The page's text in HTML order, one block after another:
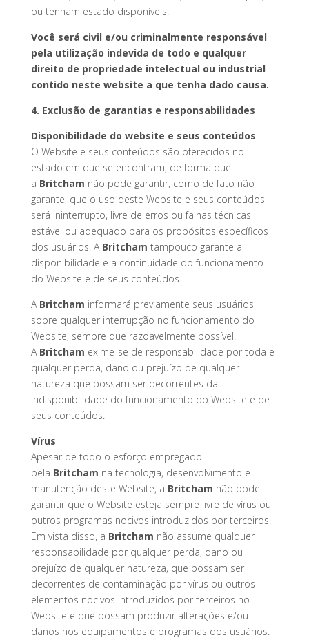
ou tenham estado disponíveis.
Você será civil e/ou criminalmente responsável
pela utilização indevida de todo e qualquer
direito de propriedade intelectual ou industrial
contido neste website a que tenha dado causa.
4. Exclusão de garantias e responsabilidades
Disponibilidade do website e seus conteúdos
O Website e seus conteúdos são oferecidos no
estado em que se encontram, de forma que
a Britcham não pode garantir, como de fato não
garante, que o uso deste Website e seus conteúdos
será ininterrupto, livre de erros ou falhas técnicas,
estável ou adequado para os propósitos específicos
dos usuários. A Britcham tampouco garante a
disponibilidade e a continuidade do funcionamento
do Website e de seus conteúdos.
A Britcham informará previamente seus usuários
sobre qualquer interrupção no funcionamento do
Website, sempre que razoavelmente possível.
A Britcham exime-se de responsabilidade por toda e
qualquer perda, dano ou prejuízo de qualquer
natureza que possam ser decorrentes da
indisponibilidade do funcionamento do Website e de
seus conteúdos.
Vírus
Apesar de todo o esforço empregado
pela Britcham na tecnologia, desenvolvimento e
manutenção deste Website, a Britcham não pode
garantir que o Website esteja sempre livre de vírus ou
outros programas nocivos introduzidos por terceiros.
Em vista disso, a Britcham não assume qualquer
responsabilidade por qualquer perda, dano ou
prejuízo de qualquer natureza, que possam ser
decorrentes de contaminação por vírus ou outros
elementos nocivos introduzidos por terceiros no
Website e que possam produzir alterações e/ou
danos nos equipamentos e programas dos usuários.